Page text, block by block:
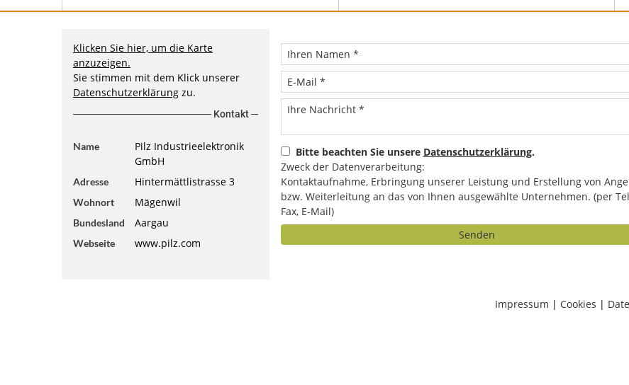
Klicken Sie hier, um die Karte
anzuzeigen.
Sie stimmen mit dem Klick unserer
Datenschutzerklärung zu.
Kontakt
Name
Pilz Industrieelektronik
GmbH
Adresse Hintermättlistrasse 3
Wohnort Mägenwil
Bundesland Aargau
Webseite www.pilz.com
Bitte beachten Sie unsere Datenschutzerklärung.
Zweck der Datenverarbeitung:
Kontaktaufnahme, Erbringung unserer Leistung und Erstellung von
bzw. Weiterleitung an das von Ihnen ausgewählte Unternehmen. (per
Fax, E-Mail)
Senden
Impressum | Cookies |